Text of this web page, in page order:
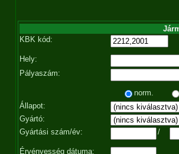
KBK kód:
Hely:
Pályaszám:
norm.
Állapot:
Gyártó:
Gyártási szám/év:
/
Érvényesség dátuma: